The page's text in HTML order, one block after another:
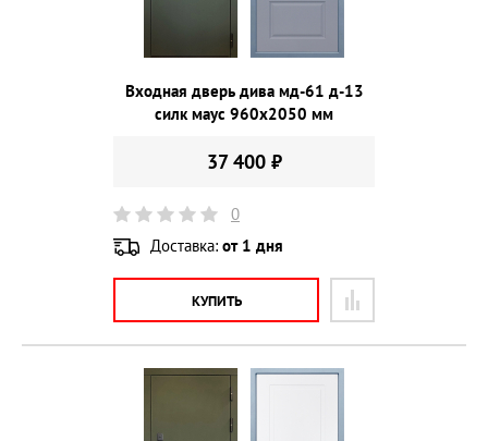
Входная дверь дива мд-61 д-13
силк маус 960х2050 мм
37 400 ₽
0
Доставка: от 1 дня
КУПИТЬ